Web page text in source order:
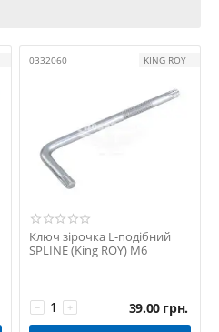
0332060 KING ROY
Ключ зірочка L-подібний
SPLINE (King ROY) М6
+
− 39.00 грн.